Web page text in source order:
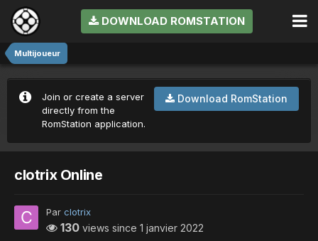
DOWNLOAD ROMSTATION
Multijoueur
Download RomStation
Join or create a server
directly from the
RomStation application.
clotrix Online
Par clotrix
130 views since 1 janvier 2022